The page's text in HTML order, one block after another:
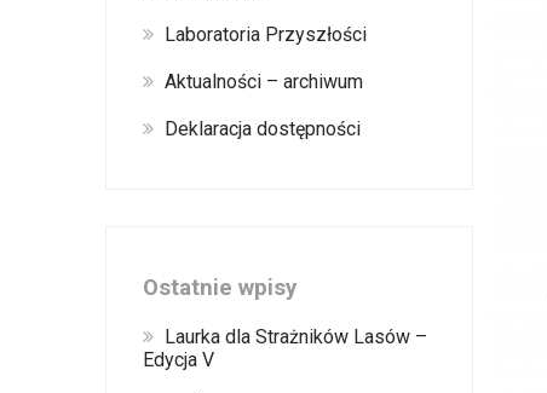
Laboratoria Przyszłości
Aktualności – archiwum
Deklaracja dostępności
Ostatnie wpisy
Laurka dla Strażników Lasów –
Edycja V